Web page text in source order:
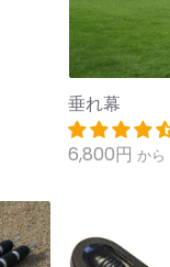
垂れ幕
6,800円 から